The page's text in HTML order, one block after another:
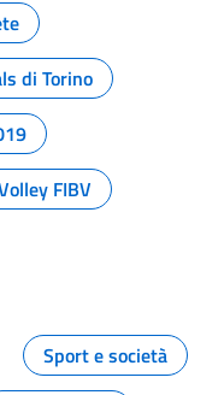
di Torino
FIBV
Sport e società